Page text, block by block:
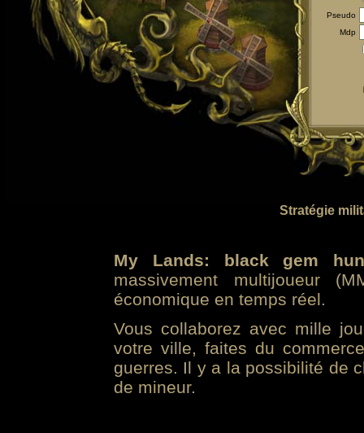
Pseudo
Mdp
Stratégie
My Lands: black gem
massivement multijoueur
économique en temps réel.
Vous collaborez avec mille
votre ville, faites du
guerres. Il y a la possibilité de
de mineur.